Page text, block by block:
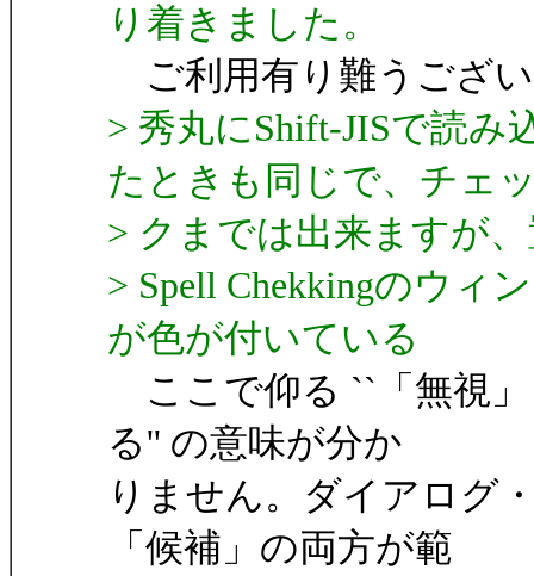
り着きました。
ご利用有り難うござ
> 秀丸にShift-JISで読
たときも同じで、チェ
> クまでは出来ますが
> Spell Chekkingのウィ
が色が付いている
ここで仰る ``「無視
る'' の意味が分か
りません。ダイアログ
「候補」の両方が範